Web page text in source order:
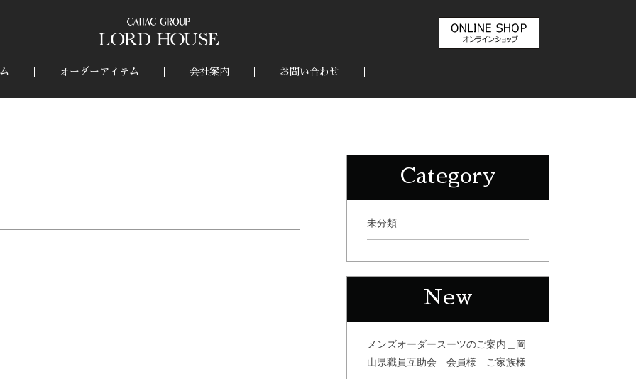
オーダーアイテム 会社案内 お問い合わせ
Category
未分類
New
メンズオーダースーツのご案内＿岡
山県職員互助会 会員様 ご家族様